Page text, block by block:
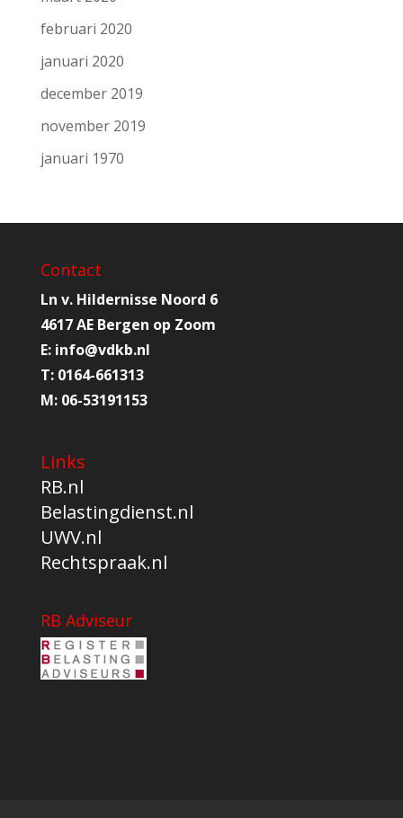
februari 2020
januari 2020
december 2019
november 2019
januari 1970
Contact
Ln v. Hildernisse Noord 6
4617 AE Bergen op Zoom
E: info@vdkb.nl
T: 0164-661313
M: 06-53191153
Links
RB.nl
Belastingdienst.nl
UWV.nl
Rechtspraak.nl
RB Adviseur